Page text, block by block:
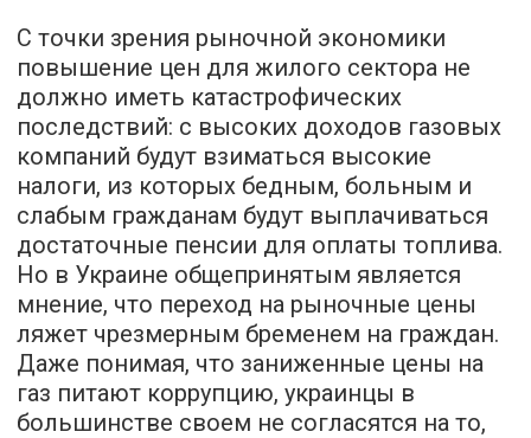
С точки зрения рыночной экономики
повышение цен для жилого сектора не
должно иметь катастрофических
последствий: с высоких доходов газовых
компаний будут взиматься высокие
налоги, из которых бедным, больным и
слабым гражданам будут выплачиваться
достаточные пенсии для оплаты топлива.
Но в Украине общепринятым является
мнение, что переход на рыночные цены
ляжет чрезмерным бременем на граждан.
Даже понимая, что заниженные цены на
газ питают коррупцию, украинцы в
большинстве своем не согласятся на то,